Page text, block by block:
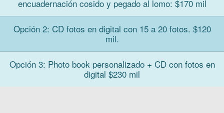
encuadernación cosido y pegado al lomo: $170 mil
Opción 2: CD fotos en digital con 15 a 20 fotos. $120
mil.
Opción 3: Photo book personalizado + CD con fotos en
digital $230 mil